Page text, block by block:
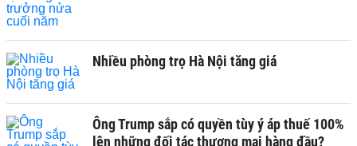
Nhiều phòng trọ Hà Nội tăng giá
Ông Trump sắp có quyền tùy ý áp thuế 100%
lên những đối tác thương mại hàng đầu?